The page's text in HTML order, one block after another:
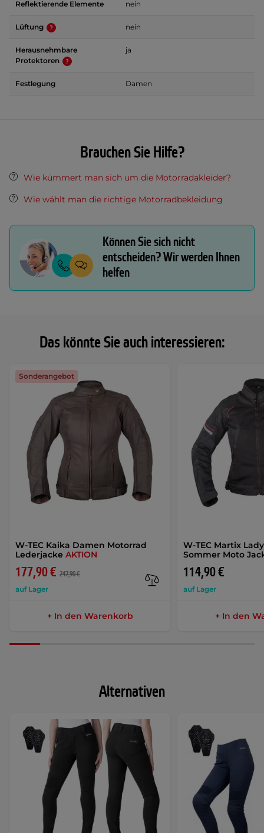
Das könnte Sie auch interessieren:
W-TEC Kaika Damen Motorrad
Lederjacke AKTION
177,90 € 247,90 €
auf Lager
Sonderangebot
+ In den Warenkorb
W-TEC Martix
Sommer Moto
114,90 €
auf Lager
+ In den
Reflektierende Elemente nein
Lüftung nein
Herausnehmbare
Protektoren
ja
Festlegung Damen
Brauchen Sie Hilfe?
Wie kümmert man sich um die Motorradakleider?
Wie wählt man die richtige Motorradbekleidung
Können Sie sich nicht
entscheiden? Wir werden Ihnen
helfen
Alternativen